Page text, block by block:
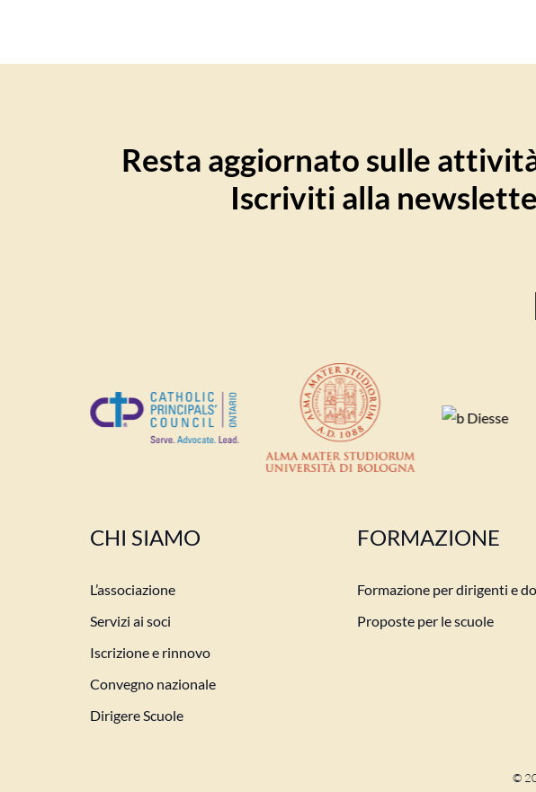
Resta aggiornato sulle
Iscriviti alla
CHI SIAMO
L’associazione
Servizi ai soci
Iscrizione e rinnovo
Convegno nazionale
Dirigere Scuole
FORMAZIONE
Formazione per dirigenti e
Proposte per le scuole
©